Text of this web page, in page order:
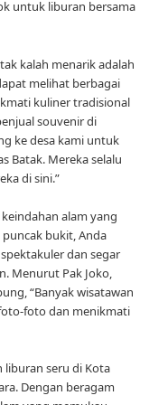
untuk liburan bersama
kalah menarik adalah
melihat berbagai
kuliner tradisional
souvenir di
ke desa kami untuk
Batak. Mereka selalu
di sini.”
alam yang
bukit, Anda
dan segar
Menurut Pak Joko,
“Banyak wisatawan
foto dan menikmati
liburan seru di Kota
Dengan beragam